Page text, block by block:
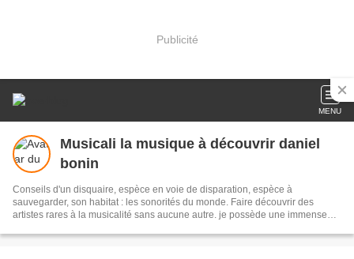
Publicité
MENU
Musicali la musique à découvrir daniel
bonin
Conseils d'un disquaire, espèce en voie de disparation, espèce à
sauvegarder, son habitat : les sonorités du monde. Faire découvrir des
artistes rares à la musicalité sans aucune autre. je possède une immense
musical vous intéressant. je compose aussi des poésies, avis aux amateurs